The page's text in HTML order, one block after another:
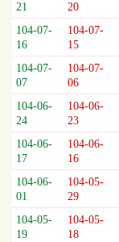
告
事
項
21
20
104-07-
16
104-07-
15
104-07-
07
104-07-
06
104-06-
24
104-06-
23
104-06-
17
104-06-
16
104-06-
01
104-05-
29
104-05-
19
104-05-
18